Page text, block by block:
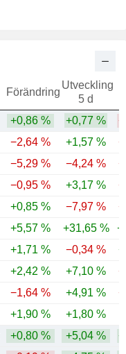
Förändring
Utveckling
5 d
+0,86 % +0,77 %
−2,64 % +1,57 %
−5,29 % −4,24 %
−0,95 % +3,17 %
+0,85 % −7,97 %
+5,57 % +31,65 %
+1,71 % −0,34 %
+2,42 % +7,10 %
−1,64 % +4,91 %
+1,90 % +1,80 %
+0,80 % +5,04 %